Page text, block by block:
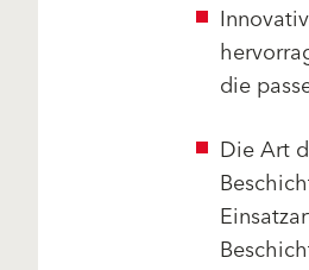
die
Die Art